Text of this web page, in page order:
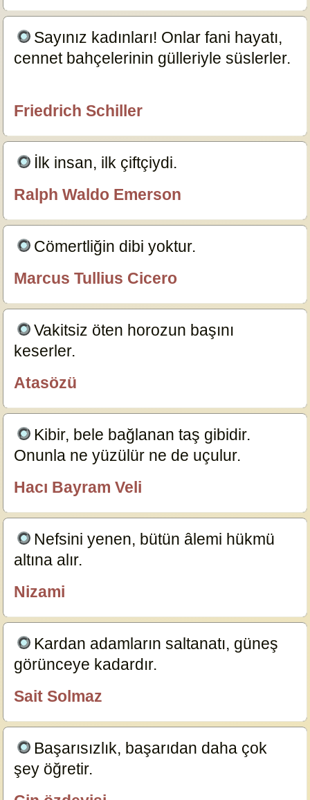
Sayınız kadınları! Onlar fani hayatı,
cennet bahçelerinin gülleriyle süslerler.
Friedrich Schiller
İlk insan, ilk çiftçiydi.
Ralph Waldo Emerson
Cömertliğin dibi yoktur.
Marcus Tullius Cicero
Vakitsiz öten horozun başını
keserler.
Atasözü
Kibir, bele bağlanan taş gibidir.
Onunla ne yüzülür ne de uçulur.
Hacı Bayram Veli
Nefsini yenen, bütün âlemi hükmü
altına alır.
Nizami
Kardan adamların saltanatı, güneş
görünceye kadardır.
Sait Solmaz
Başarısızlık, başarıdan daha çok
şey öğretir.